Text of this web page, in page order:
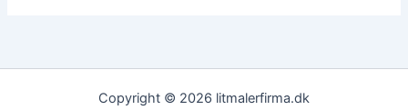
Copyright © 2026 litmalerfirma.dk